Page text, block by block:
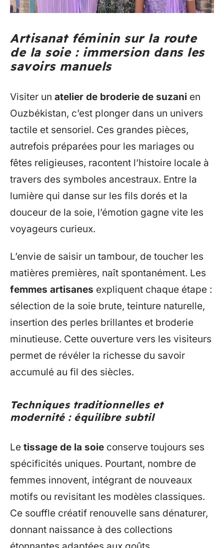
Artisanat féminin sur la route
de la soie : immersion dans les
savoirs manuels
Visiter un atelier de broderie de suzani en
Ouzbékistan, c’est plonger dans un univers
tactile et sensoriel. Ces grandes pièces,
autrefois préparées pour les mariages ou
fêtes religieuses, racontent l’histoire locale à
travers des symboles ancestraux. Entre la
lumière qui danse sur les fils dorés et la
douceur de la soie, l’émotion gagne vite les
voyageurs curieux.
L’envie de saisir un tambour, de toucher les
matières premières, naît spontanément. Les
femmes artisanes expliquent chaque étape :
sélection de la soie brute, teinture naturelle,
insertion des perles brillantes et broderie
minutieuse. Cette ouverture vers les visiteurs
permet de révéler la richesse du savoir
accumulé au fil des siècles.
Techniques traditionnelles et
modernité : équilibre subtil
Le tissage de la soie conserve toujours ses
spécificités uniques. Pourtant, nombre de
femmes innovent, intégrant de nouveaux
motifs ou revisitant les modèles classiques.
Ce souffle créatif renouvelle sans dénaturer,
donnant naissance à des collections